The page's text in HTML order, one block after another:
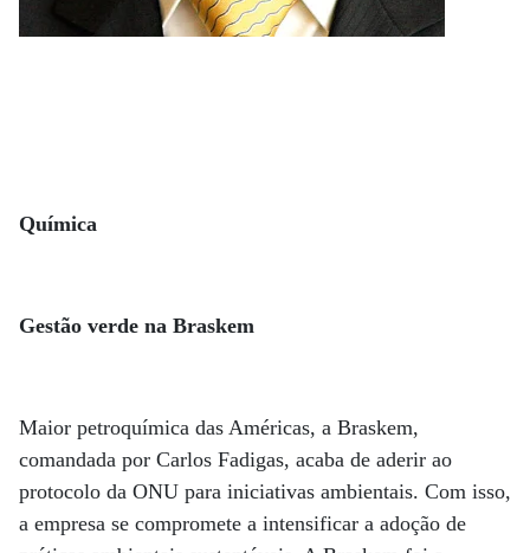
Química
Gestão verde na Braskem
Maior petroquímica das Américas, a Braskem,
comandada por Carlos Fadigas, acaba de aderir ao
protocolo da ONU para iniciativas ambientais. Com isso,
a empresa se compromete a intensificar a adoção de